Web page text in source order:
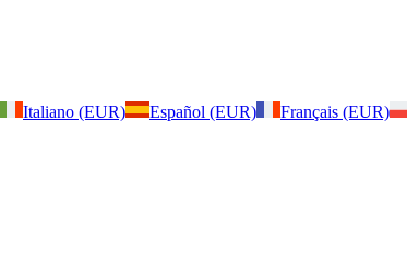
Italiano (EUR) Español (EUR) Français (EUR)